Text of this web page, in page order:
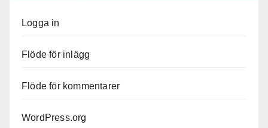
Logga in
Flöde för inlägg
Flöde för kommentarer
WordPress.org